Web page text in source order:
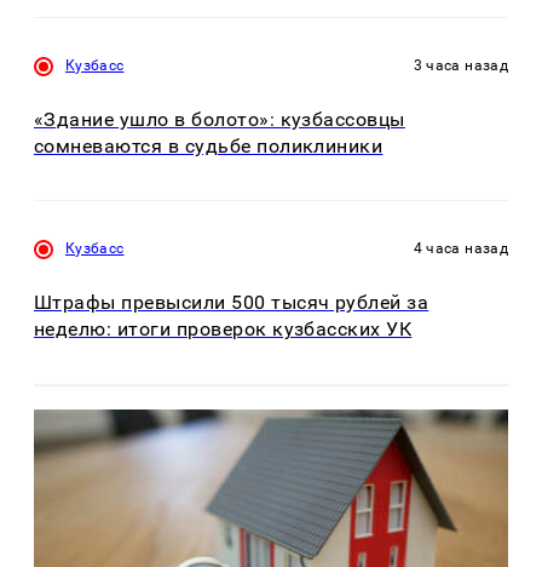
Кузбасс 3 часа назад
«Здание ушло в болото»: кузбассовцы
сомневаются в судьбе поликлиники
Кузбасс 4 часа назад
Штрафы превысили 500 тысяч рублей за
неделю: итоги проверок кузбасских УК